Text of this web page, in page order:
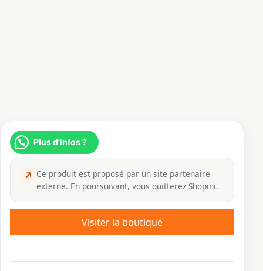
Plus d'infos ?
↗ Ce produit est proposé par un site partenaire
externe. En poursuivant, vous quitterez Shopini.
Visiter la boutique